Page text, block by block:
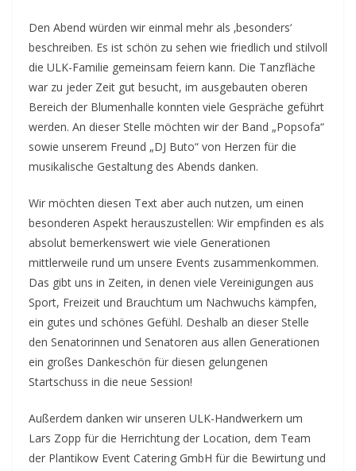
Den Abend würden wir einmal mehr als ‚besonders‘
beschreiben. Es ist schön zu sehen wie friedlich und stilvoll
die ULK-Familie gemeinsam feiern kann. Die Tanzfläche
war zu jeder Zeit gut besucht, im ausgebauten oberen
Bereich der Blumenhalle konnten viele Gespräche geführt
werden. An dieser Stelle möchten wir der Band „Popsofa“
sowie unserem Freund „DJ Buto“ von Herzen für die
musikalische Gestaltung des Abends danken.
Wir möchten diesen Text aber auch nutzen, um einen
besonderen Aspekt herauszustellen: Wir empfinden es als
absolut bemerkenswert wie viele Generationen
mittlerweile rund um unsere Events zusammenkommen.
Das gibt uns in Zeiten, in denen viele Vereinigungen aus
Sport, Freizeit und Brauchtum um Nachwuchs kämpfen,
ein gutes und schönes Gefühl. Deshalb an dieser Stelle
den Senatorinnen und Senatoren aus allen Generationen
ein großes Dankeschön für diesen gelungenen
Startschuss in die neue Session!
Außerdem danken wir unseren ULK-Handwerkern um
Lars Zopp für die Herrichtung der Location, dem Team
der Plantikow Event Catering GmbH für die Bewirtung und